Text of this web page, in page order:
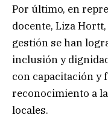
Por último, en
docente, Liza
gestión se han
inclusión y
con capacitación y
reconocimiento a
locales.